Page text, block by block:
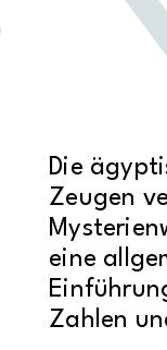
Die
Zeugen
eine
Zahlen